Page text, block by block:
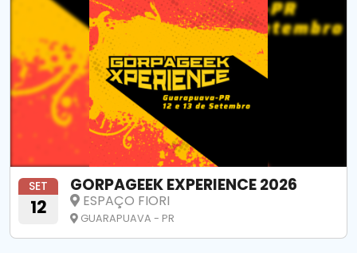
SET
12
GORPAGEEK EXPERIENCE 2026
ESPAÇO FIORI
GUARAPUAVA - PR